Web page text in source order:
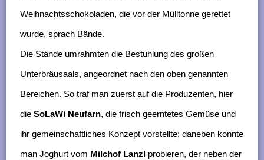
Weihnachtsschokoladen, die vor der Mülltonne gerettet
wurde, sprach Bände.
Die Stände umrahmten die Bestuhlung des großen
Unterbräusaals, angeordnet nach den oben genannten
Bereichen. So traf man zuerst auf die Produzenten, hier
die SoLaWi Neufarn, die frisch geerntetes Gemüse und
ihr gemeinschaftliches Konzept vorstellte; daneben konnte
man Joghurt vom Milchof Lanzlprobieren, der neben der